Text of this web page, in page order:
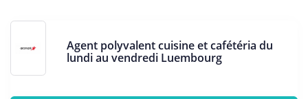
Agent polyvalent cuisine et cafétéria du
lundi au vendredi Luembourg